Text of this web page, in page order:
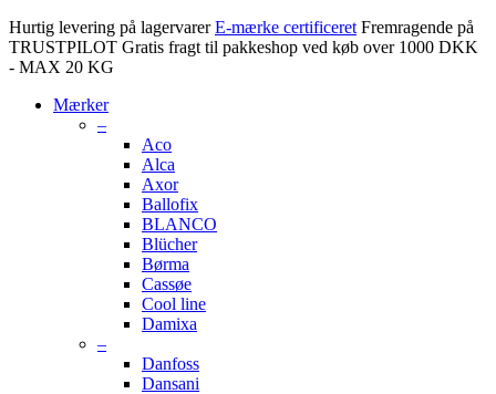
Hurtig levering på lagervarer E-mærke certificeret Fremragende på
TRUSTPILOT Gratis fragt til pakkeshop ved køb over 1000 DKK
- MAX 20 KG
Mærker
–
Aco
Alca
Axor
Ballofix
BLANCO
Blücher
Børma
Cassøe
Cool line
Damixa
–
Danfoss
Dansani